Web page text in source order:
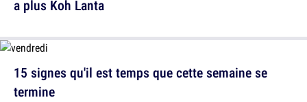
a plus Koh Lanta
15 signes qu'il est temps que cette semaine se
termine